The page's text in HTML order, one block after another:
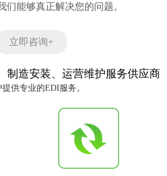
们能够真正解决您的问题。
立即咨询+
制造安装、运营维护服务供应商
提供专业的EDI服务。